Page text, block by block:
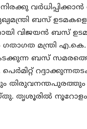
ബസ്
വിജയന്‍ ബസ്
മന്ത്രി
ബസ്
തിരുവനന്തപുരത്തും
തൃശൂരില്‍ നൂറോളം